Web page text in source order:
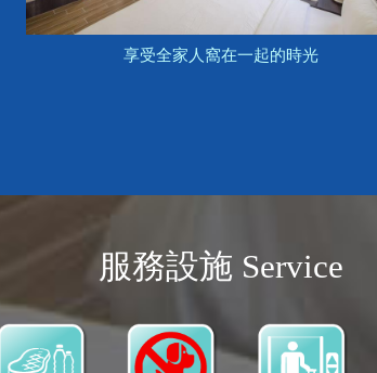
享受全家人窩在一起的時光
服務設施 Service